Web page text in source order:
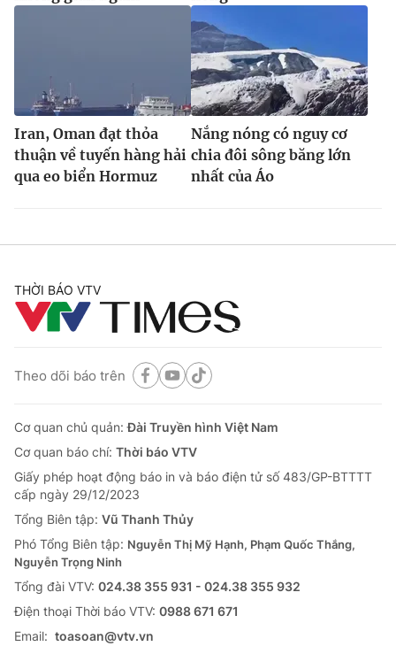
Iran, Oman đạt thỏa
thuận về tuyến hàng hải
qua eo biển Hormuz
Nắng nóng có nguy cơ
chia đôi sông băng lớn
nhất của Áo
THỜI BÁO VTV
Theo dõi báo trên
Cơ quan chủ quản:Đài Truyền hình Việt Nam
Cơ quan báo chí: Thời báo VTV
Giấy phép hoạt động báo in và báo điện tử số 483/GP-BTTTT
cấp ngày 29/12/2023
Tổng Biên tập: Vũ Thanh Thủy
Phó Tổng Biên tập: Nguyễn Thị Mỹ Hạnh, Phạm Quốc Thắng,
Nguyễn Trọng Ninh
Tổng đài VTV: 024.38 355 931 - 024.38 355 932
Ðiện thoại Thời báo VTV: 0988 671 671
Email: toasoan@vtv.vn